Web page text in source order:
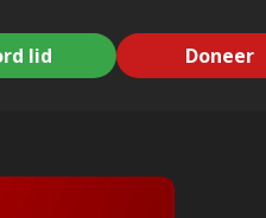
lid Doneer